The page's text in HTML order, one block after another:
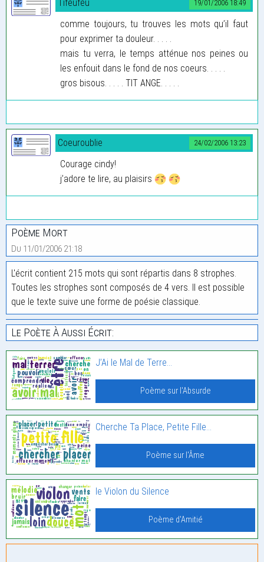
19/01/2006 18:49
Tifeufeu
comme toujours, tu trouves les mots qu’il faut
pour exprimer ta douleur. . . . .
mais tu verra, le temps atténue nos peines ou
les enfouit dans le fond de nos coeurs. . . . .
gros bisous. . . . . TIT ANGE. . . . .
24/02/2006 13:23
Coeuroublie
Courage cindy!
j’adore te lire, au plaisirs
Poème Mort
Du 11/01/2006 21:18
L'écrit contient 215 mots qui sont répartis dans 8 strophes.
Toutes les strophes sont composés de 4 vers. Il est possible
que le texte suive une forme de poésie classique.
Le Poète À Aussi Écrit:
J’Ai le Mal de Terre…
Poème sur l'Absurde
Cherche Ta Place, Petite Fille…
Poème sur l'Âme
le Violon du Silence
Poème d'Amitié